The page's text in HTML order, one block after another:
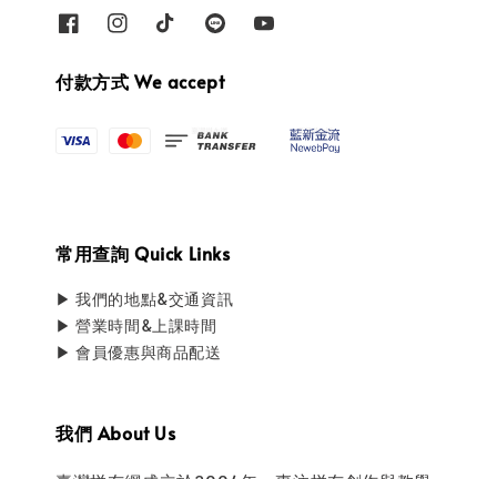
付款方式 We accept
常用查詢 Quick Links
▶ 我們的地點&交通資訊
▶ 營業時間&上課時間
▶ 會員優惠與商品配送
我們 About Us